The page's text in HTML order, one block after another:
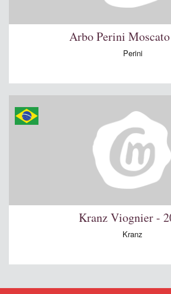
Arbo Perini
Perini
Kranz Viognier -
Kranz